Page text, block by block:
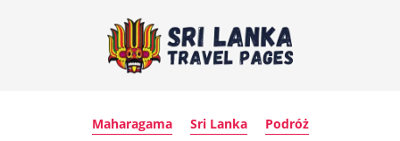
Maharagama Sri Lanka Podróż